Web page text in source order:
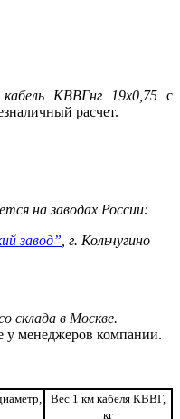
КВВГнг 19x0,75 с
расчет.
на заводах России:
завод” , г. Кольчугино
склада в Москве.
у менеджеров компании.
Вес 1 км кабеля КВВГ,
кг